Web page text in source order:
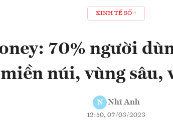
KINH TẾ SỐ
70% người
miền núi, vùng sâu,
N Nhĩ Anh
12:50, 07/03/2023